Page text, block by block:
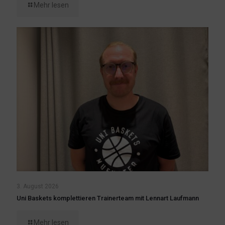
Mehr lesen
3. August 2026
Uni Baskets komplettieren Trainerteam mit Lennart Laufmann
Mehr lesen